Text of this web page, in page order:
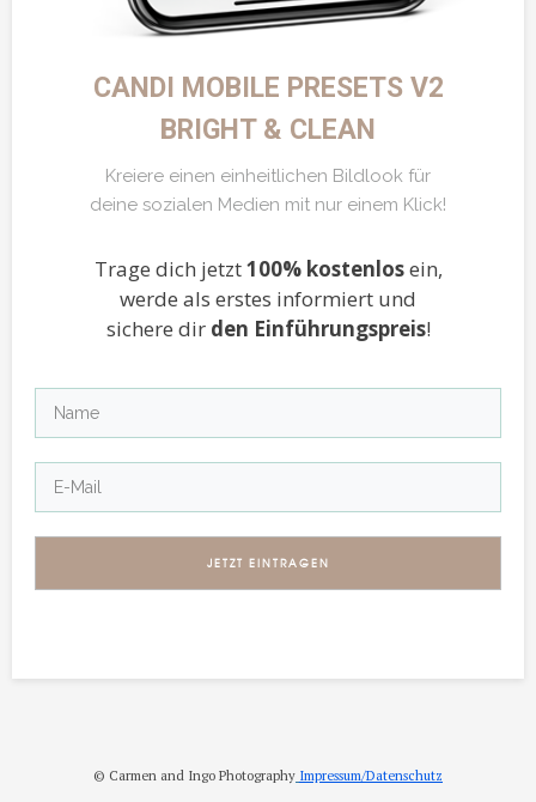
CANDI MOBILE PRESETS V2
BRIGHT & CLEAN
Kreiere einen einheitlichen Bildlook für
deine sozialen Medien mit nur einem Klick!
Trage dich jetzt100% kostenlosein,
werde als erstes informiert und
sichere dir den Einführungspreis!
JETZT EINTRAGEN
© Carmen and Ingo Photography Impressum/Datenschutz